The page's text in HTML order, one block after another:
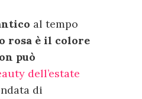
al tempo
rosa è il colore
può
dell’estate
di